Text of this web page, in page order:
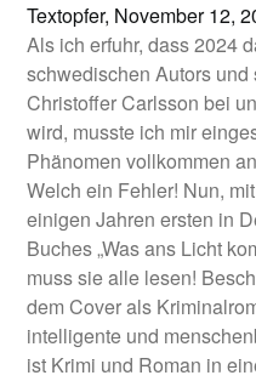
Textopfer, November 12,
Als ich erfuhr, dass 2024
schwedischen Autors
Christoffer Carlsson bei
wird, musste ich mir
Phänomen vollkommen
Welch ein Fehler! Nun,
einigen Jahren ersten in
Buches „Was ans Licht
muss sie alle lesen!
dem Cover als
intelligente und
ist Krimi und Roman in